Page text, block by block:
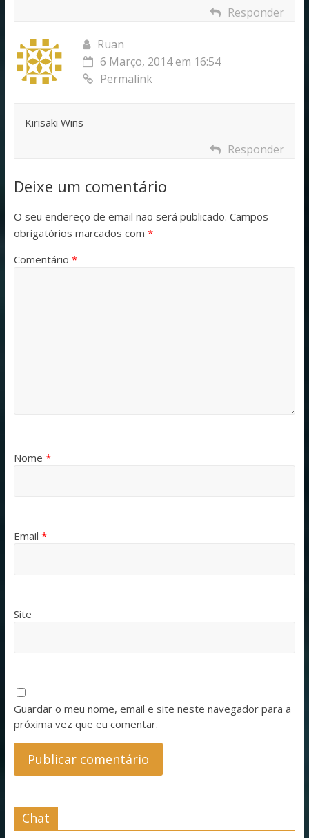
Responder
Ruan
6 Março, 2014 em 16:54
Permalink
Kirisaki Wins
Responder
Deixe um comentário
O seu endereço de email não será publicado. Campos
obrigatórios marcados com *
Comentário *
Nome *
Email *
Site
Guardar o meu nome, email e site neste navegador para a
próxima vez que eu comentar.
Chat